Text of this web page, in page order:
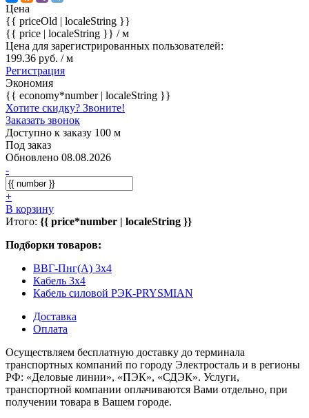
Цена
{{ priceOld | localeString }}
{{ price | localeString }} / м
Цена для зарегистрированных пользователей:
199.36 руб. / м
Регистрация
Экономия
{{ economy*number | localeString }}
Хотите скидку? Звоните!
Заказать звонок
Доступно к заказу 100 м
Под заказ
Обновлено 08.08.2026
-
+
В корзину
Итого: {{ price*number | localeString }}
Подборки товаров:
ВВГ-Пнг(A) 3x4
Кабель 3x4
Кабель силовой РЭК-PRYSMIAN
Доставка
Оплата
Осуществляем бесплатную доставку до терминала
транспортных компаний по городу Электросталь и в регионы
РФ: «Деловые линии», «ПЭК», «СДЭК». Услуги,
транспортной компании оплачиваются Вами отдельно, при
получении товара в Вашем городе.